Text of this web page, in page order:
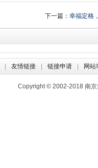
下一篇： 幸福定格
友情链接 链接申请 网站
Copyright © 2002-2018 南